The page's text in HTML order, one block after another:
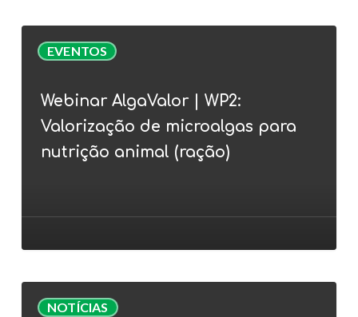
EVENTOS
AlgaValor
WP2:
Valorização
nutrição
animal
Webinar AlgaValor | WP2:
Valorização de microalgas para
nutrição animal (ração)
NOTÍCIAS